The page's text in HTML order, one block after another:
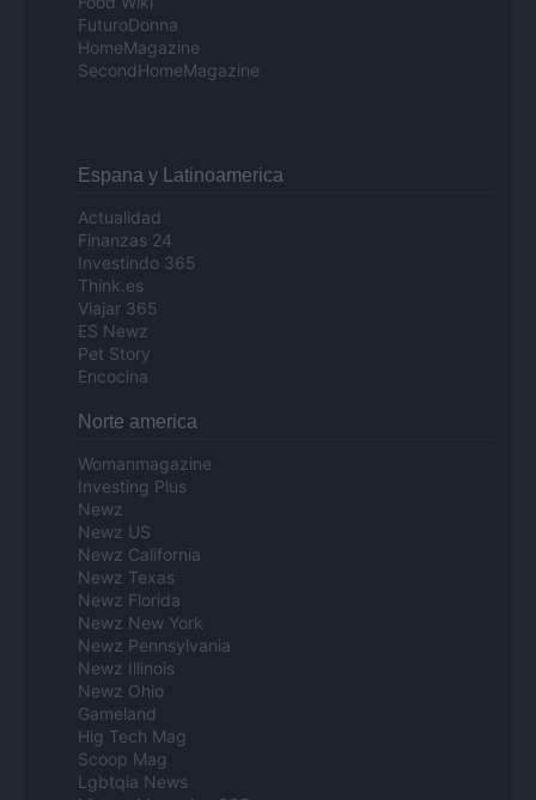
FuturoDonna
HomeMagazine
SecondHomeMagazine
Espana y Latinoamerica
Actualidad
Finanzas 24
Investindo 365
Think.es
Viajar 365
ES Newz
Pet Story
Encocina
Norte america
Womanmagazine
Investing Plus
Newz
Newz US
Newz California
Newz Texas
Newz Florida
Newz New York
Newz Pennsylvania
Newz Illinois
Newz Ohio
Gameland
Hig Tech Mag
Scoop Mag
Lgbtqia News